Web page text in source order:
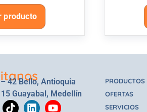
producto
42 Bello, Antioquia
Guayabal, Medellín
PRODUCTOS
OFERTAS
SERVICIOS